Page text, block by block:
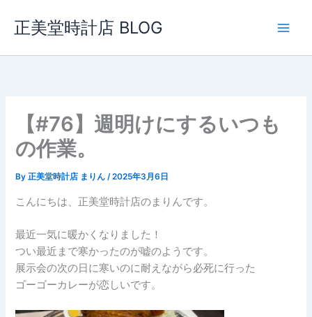
ス
正美堂時計店 BLOG
【#76】週明けにするいつも
の作業。
By正美堂時計店 まりん/2025年3月6日
こんにちは、正美堂時計店のまりんです。
最近一気に暖かくなりました！
つい最近まで寒かったのが嘘のようです。
展示会の次の日に寒いのに耐えながら必死に行った
ゴーゴーカレーが恋しいです。